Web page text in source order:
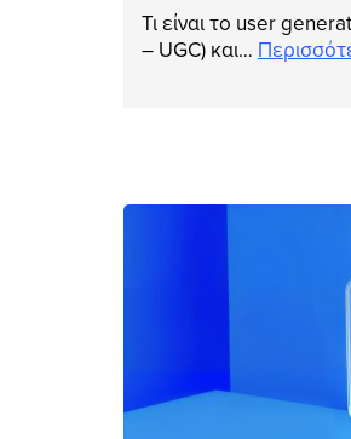
Τι είναι το user
– UGC) και…